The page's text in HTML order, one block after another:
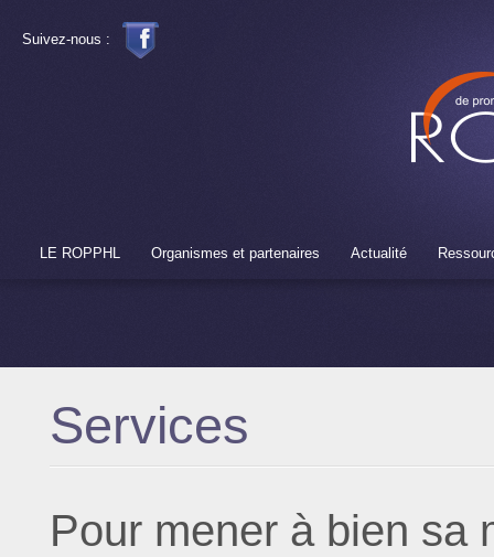
Suivez-nous :
LE ROPPHL Organismes et partenaires Actualité
Services
Pour mener à bien sa